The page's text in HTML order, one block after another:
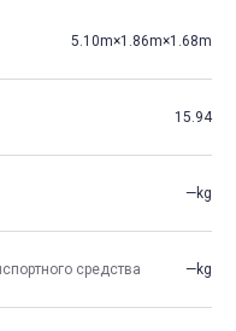
5.10m×1.86m×1.68m
15.94
—kg
средства —kg